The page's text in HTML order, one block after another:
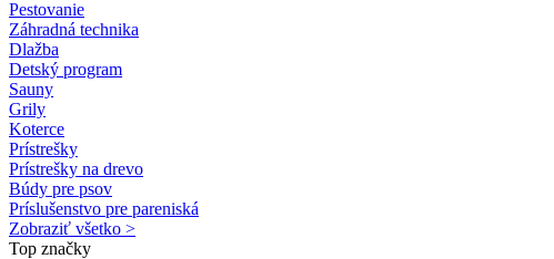
Pestovanie
Záhradná technika
Dlažba
Detský program
Sauny
Grily
Koterce
Prístrešky
Prístrešky na drevo
Búdy pre psov
Príslušenstvo pre pareniská
Zobraziť všetko >
Top značky